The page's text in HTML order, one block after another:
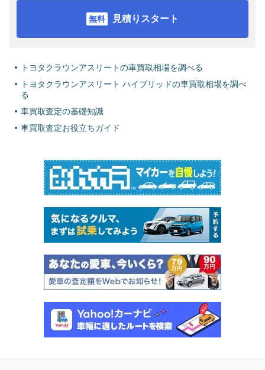
見積りスタート
トヨタクラウンアスリートの車買取相場を調べる
トヨタクラウンアスリート ハイブリッドの車買取相場を調べ
る
車買取査定の基礎知識
車買取査定お役立ちガイド